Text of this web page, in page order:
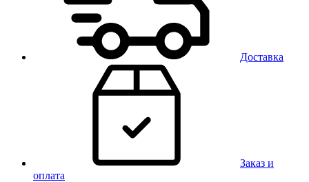
Доставка
Заказ и
оплата